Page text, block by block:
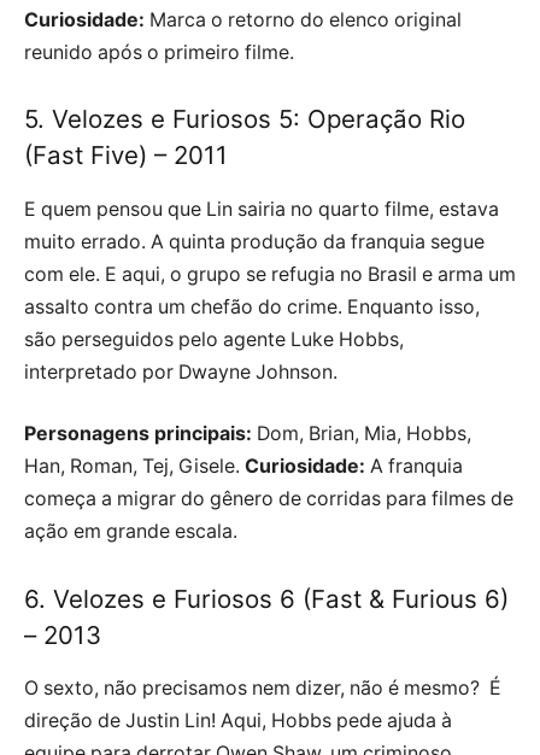
Curiosidade: Marca o retorno do elenco original
reunido após o primeiro filme.
5. Velozes e Furiosos 5: Operação Rio
(Fast Five) – 2011
E quem pensou que Lin sairia no quarto filme, estava
muito errado. A quinta produção da franquia segue
com ele. E aqui, o grupo se refugia no Brasil e arma um
assalto contra um chefão do crime. Enquanto isso,
são perseguidos pelo agente Luke Hobbs,
interpretado por Dwayne Johnson.
Personagens principais: Dom, Brian, Mia, Hobbs,
Han, Roman, Tej, Gisele. Curiosidade: A franquia
começa a migrar do gênero de corridas para filmes de
ação em grande escala.
6. Velozes e Furiosos 6 (Fast & Furious 6)
– 2013
O sexto, não precisamos nem dizer, não é mesmo? É
direção de Justin Lin! Aqui, Hobbs pede ajuda à